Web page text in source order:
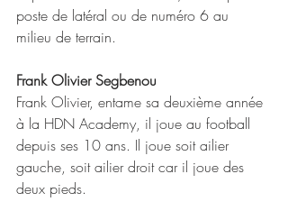
poste de latéral ou de numéro 6 au
milieu de terrain.
Frank Olivier Segbenou
Frank Olivier, entame sa deuxième année
à la HDN Academy, il joue au football
depuis ses 10 ans. Il joue soit ailier
gauche, soit ailier droit car il joue des
deux pieds.